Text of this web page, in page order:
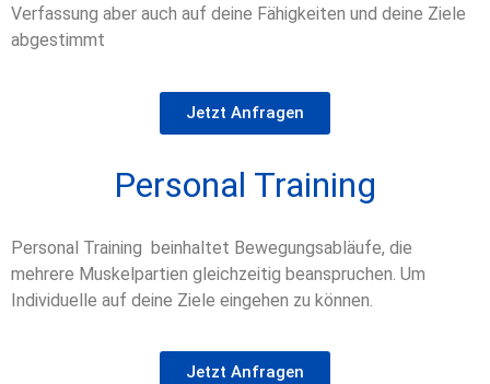
Verfassung aber auch auf deine Fähigkeiten und deine Ziele
abgestimmt
Jetzt Anfragen
Personal Training
Personal Training beinhaltet Bewegungsabläufe, die
mehrere Muskelpartien gleichzeitig beanspruchen. Um
Individuelle auf deine Ziele eingehen zu können.
Jetzt Anfragen